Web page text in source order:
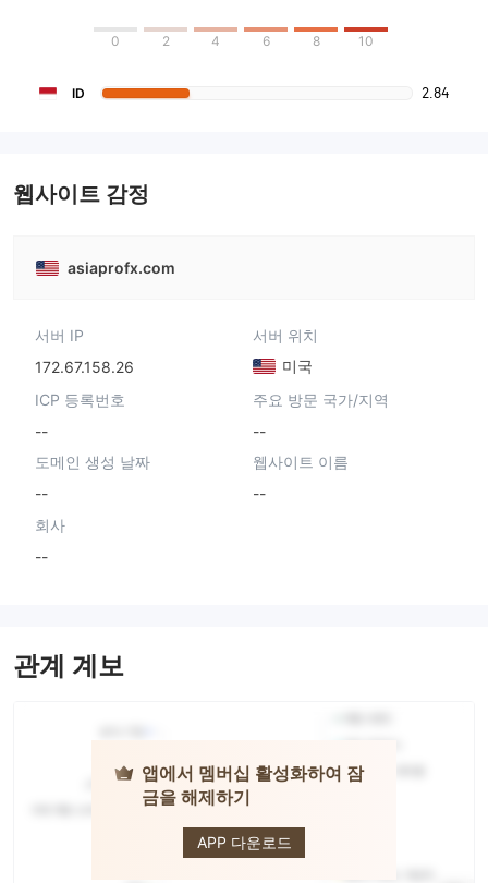
0 2 4 6 8 10
ID 2.84
웹사이트 감정
asiaprofx.com
서버 IP
172.67.158.26
서버 위치
미국
ICP 등록번호
--
주요 방문 국가/지역
--
도메인 생성 날짜
--
웹사이트 이름
--
회사
--
관계 계보
앱에서 멤버십 활성화하여 잠
금을 해제하기
APP 다운로드
ASIAPRO